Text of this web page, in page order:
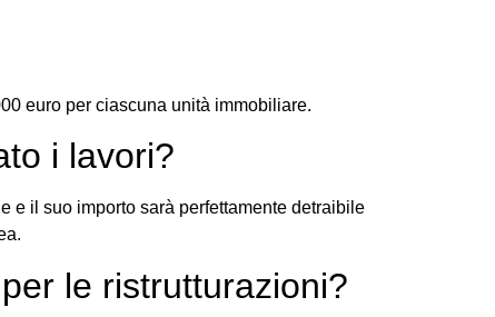
euro per ciascuna unità immobiliare.
i lavori?
e il suo importo sarà perfettamente detraibile
le ristrutturazioni?